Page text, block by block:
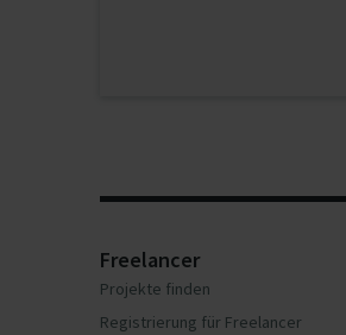
Freelancer
Projekte finden
Registrierung für Freelancer